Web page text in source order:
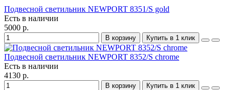
Подвесной светильник NEWPORT 8351/S gold
Есть в наличии
5000 р.
В корзину Купить в 1 клик
Подвесной светильник NEWPORT 8352/S chrome
Есть в наличии
4130 р.
В корзину Купить в 1 клик